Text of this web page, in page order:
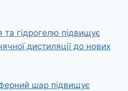
та гідрогелю підвищує
дистиляції до нових
шар підвищує